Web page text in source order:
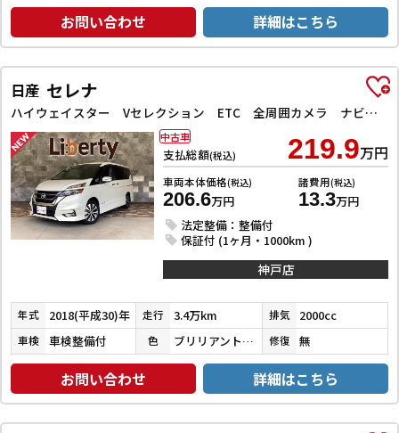
お問い合わせ 詳細はこちら
日産 セレナ
ハイウェイスター Vセレクション ETC 全周囲カメラ ナビ TV クリアランスソナー オートクルーズコントロール パークアシスト 衝突被害軽減システム 両側電動スライドドア オートライト LEDヘッドランプ
支払総額(税込) 219.9万円
車両本体価格(税込)
206.6万円
諸費用(税込)
13.3万円
法定整備：整備付
保証付 (1ヶ月・1000km )
中古車
神戸店
年式 2018(平成30)年 走行 3.4万km 排気 2000cc
車検 車検整備付 色 ブリリアントホワイトパール３コートパール 修復 無
お問い合わせ 詳細はこちら